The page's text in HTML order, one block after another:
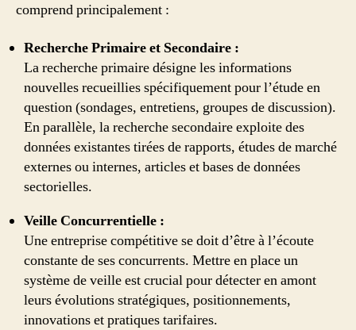
comprend principalement :
Recherche Primaire et Secondaire :
La recherche primaire désigne les informations
nouvelles recueillies spécifiquement pour l’étude en
question (sondages, entretiens, groupes de discussion).
En parallèle, la recherche secondaire exploite des
données existantes tirées de rapports, études de marché
externes ou internes, articles et bases de données
sectorielles.
Veille Concurrentielle :
Une entreprise compétitive se doit d’être à l’écoute
constante de ses concurrents. Mettre en place un
système de veille est crucial pour détecter en amont
leurs évolutions stratégiques, positionnements,
innovations et pratiques tarifaires.